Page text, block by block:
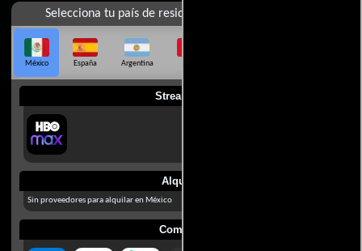
Selecciona tu país de residencia
México España Argentina
Streaming
Alquilar
Sin proveedores para alquilar en México
Comprar